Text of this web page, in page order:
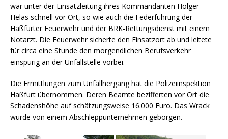
war unter der Einsatzleitung ihres Kommandanten Holger
Helas schnell vor Ort, so wie auch die Federführung der
Haßfurter Feuerwehr und der BRK-Rettungsdienst mit einem
Notarzt. Die Feuerwehr sicherte den Einsatzort ab und leitete
für circa eine Stunde den morgendlichen Berufsverkehr
einspurig an der Unfallstelle vorbei.
Die Ermittlungen zum Unfallhergang hat die Polizeiinspektion
Haßfurt übernommen. Deren Beamte bezifferten vor Ort die
Schadenshöhe auf schätzungsweise 16.000 Euro. Das Wrack
wurde von einem Abschleppunternehmen geborgen.